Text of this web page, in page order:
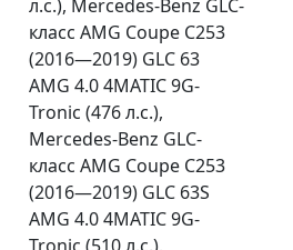
л.с.), Mercedes-Benz GLC-
класс AMG Coupe C253
(2016—2019) GLC 63
AMG 4.0 4MATIC 9G-
Tronic (476 л.с.),
Mercedes-Benz GLC-
класс AMG Coupe C253
(2016—2019) GLC 63S
AMG 4.0 4MATIC 9G-